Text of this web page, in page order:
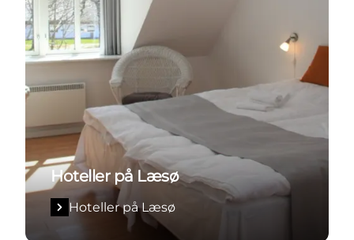
Oplevelser
Overnatning
Planlæg din tur
Praktisk info
Åbningstider
Hoteller på Læsø
Hoteller på Læsø